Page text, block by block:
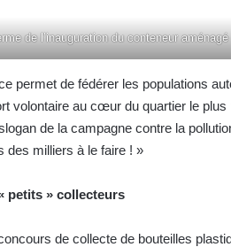
de l’inauguration du conteneur
permet de fédérer les populations
volontaire au cœur du quartier le
de la campagne contre la
des milliers à le faire ! »
petits » collecteurs
de collecte de bouteilles